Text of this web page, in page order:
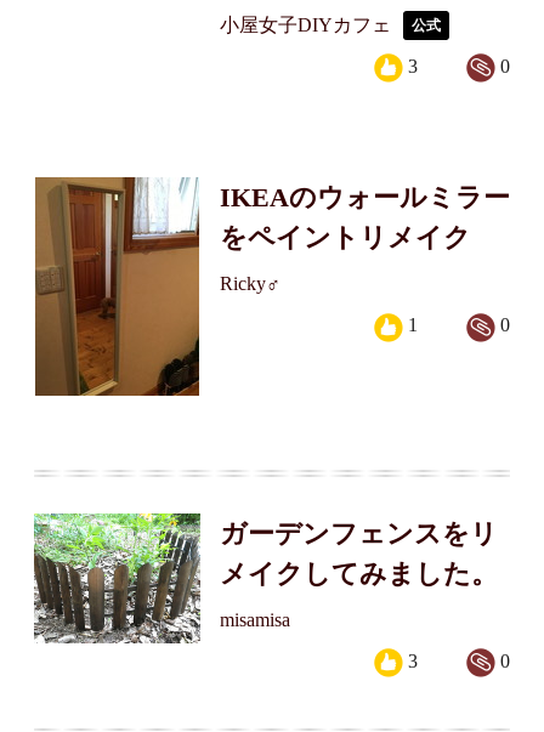
小屋女子DIYカフェ 公式
0
3
IKEAのウォールミラー
をペイントリメイク
Ricky♂
0
1
ガーデンフェンスをリ
メイクしてみました。
misamisa
0
3